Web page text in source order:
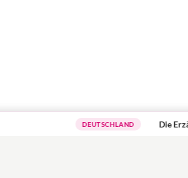
DEUTSCHLAND Die Erzählcafé-